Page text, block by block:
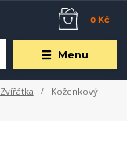
Menu
0 Kč
Zvířátka
Koženkový